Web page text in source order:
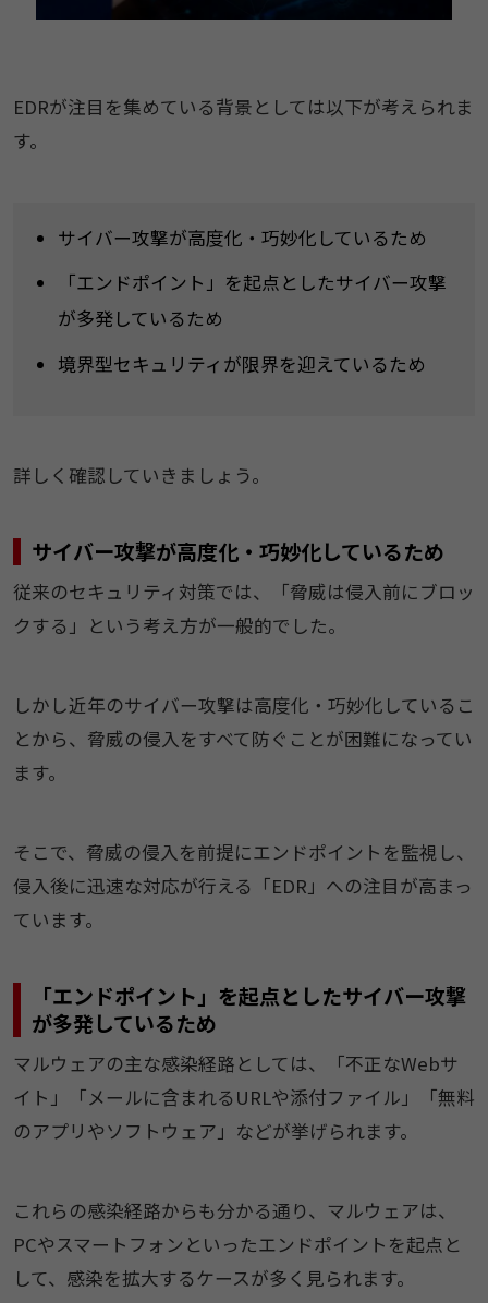
EDRが注目を集めている背景としては以下が考えられま
す。
サイバー攻撃が高度化・巧妙化しているため
「エンドポイント」を起点としたサイバー攻撃
が多発しているため
境界型セキュリティが限界を迎えているため
詳しく確認していきましょう。
サイバー攻撃が高度化・巧妙化しているため
従来のセキュリティ対策では、「脅威は侵入前にブロッ
クする」という考え方が一般的でした。
しかし近年のサイバー攻撃は高度化・巧妙化しているこ
とから、脅威の侵入をすべて防ぐことが困難になってい
ます。
そこで、脅威の侵入を前提にエンドポイントを監視し、
侵入後に迅速な対応が行える「EDR」への注目が高まっ
ています。
「エンドポイント」を起点としたサイバー攻撃
が多発しているため
マルウェアの主な感染経路としては、「不正なWebサ
イト」「メールに含まれるURLや添付ファイル」「無料
のアプリやソフトウェア」などが挙げられます。
これらの感染経路からも分かる通り、マルウェアは、
PCやスマートフォンといったエンドポイントを起点と
して、感染を拡大するケースが多く見られます。